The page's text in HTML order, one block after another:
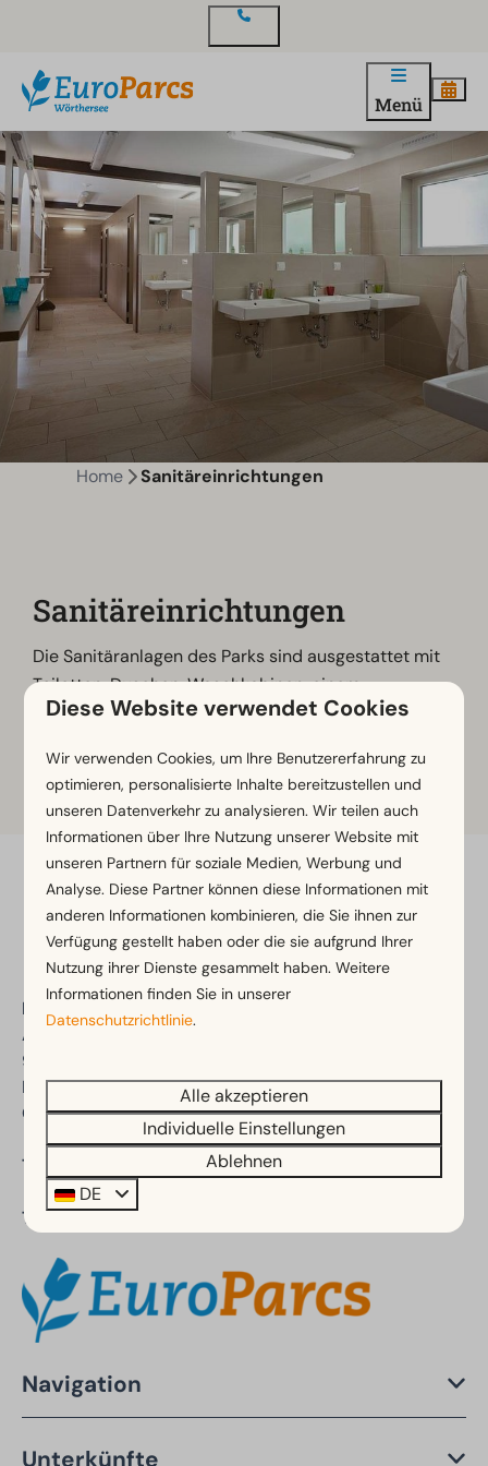
Menü
Home Sanitäreinrichtungen
Sanitäreinrichtungen
Die Sanitäranlagen des Parks sind ausgestattet mit
Toiletten, Duschen, Waschkabinen, einem
Babywaschbereich, Geschirrspülbereiche und einem
barrierefreie Toilette ist ebenfalls vorhanden.
Bezahle sicher
EuroParcs Wörthersee
Auenstraße 47a
9535 Schiefling am See
Kärnten
Österreich
Tel.:
Teil von:
Navigation
Unterkünfte
Diese Website verwendet Cookies
Wir verwenden Cookies, um Ihre Benutzererfahrung zu
optimieren, personalisierte Inhalte bereitzustellen und
unseren Datenverkehr zu analysieren. Wir teilen auch
Informationen über Ihre Nutzung unserer Website mit
unseren Partnern für soziale Medien, Werbung und
Analyse. Diese Partner können diese Informationen mit
anderen Informationen kombinieren, die Sie ihnen zur
Verfügung gestellt haben oder die sie aufgrund Ihrer
Nutzung ihrer Dienste gesammelt haben. Weitere
Informationen finden Sie in unserer
Datenschutzrichtlinie.
Alle akzeptieren
Individuelle Einstellungen
Ablehnen
DE